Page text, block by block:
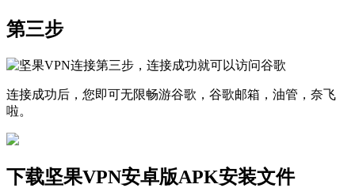
第三步
连接成功后，您即可无限畅游谷歌，谷歌邮箱，油管，奈飞
啦。
下载坚果VPN安卓版APK安装文件